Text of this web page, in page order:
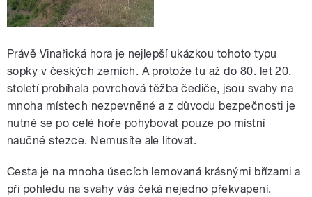
Právě Vinařická hora je nejlepší ukázkou tohoto typu
sopky v českých zemích. A protože tu až do 80. let 20.
století probíhala povrchová těžba čediče, jsou svahy na
mnoha místech nezpevněné a z důvodu bezpečnosti je
nutné se po celé hoře pohybovat pouze po místní
naučné stezce. Nemusíte ale litovat.
Cesta je na mnoha úsecích lemovaná krásnými břízami a
při pohledu na svahy vás čeká nejedno překvapení.